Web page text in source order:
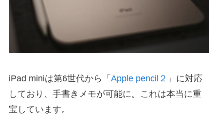
iPad miniは第6世代から「 Apple pencil２ 」に対応
しており、手書きメモが可能に。これは本当に重
宝しています。